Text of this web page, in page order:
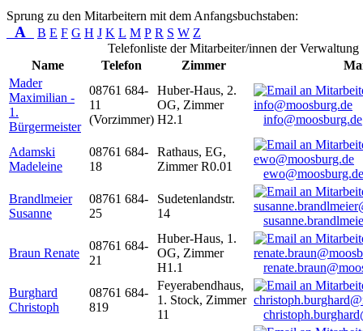
Sprung zu den Mitarbeitern mit dem Anfangsbuchstaben:
A B E F G H J K L M P R S W Z
Telefonliste der Mitarbeiter/innen der Verwaltung
Name
Telefon Zimmer
Mader
Maximilian -
1.
Bürgermeister
08761 684-
11
(Vorzimmer)
Huber-Haus, 2.
OG, Zimmer
H2.1
info@moosburg.de
Adamski
Madeleine
08761 684-
18
Rathaus, EG,
Zimmer R0.01
ewo@moosburg.de
Brandlmeier
Susanne
08761 684-
25
Sudetenlandstr.
14
Braun Renate
08761 684-
21
Huber-Haus, 1.
OG, Zimmer
H1.1
Burghard
Christoph
08761 684-
819
Feyerabendhaus,
1. Stock, Zimmer
11